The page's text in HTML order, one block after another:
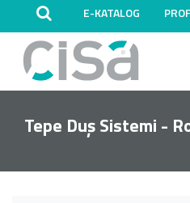
E-KATALOG
Tepe Duş Sistemi -